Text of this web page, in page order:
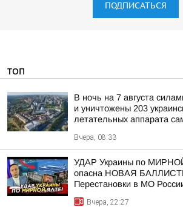
ПОДПИСАТЬСЯ
ТОП
В ночь на 7 августа
и уничтожены 203
летательных аппарата
Вчера, 08:33
УДАР Украины по
опасна НОВАЯ
Перестановки в МО
Вчера, 22:27